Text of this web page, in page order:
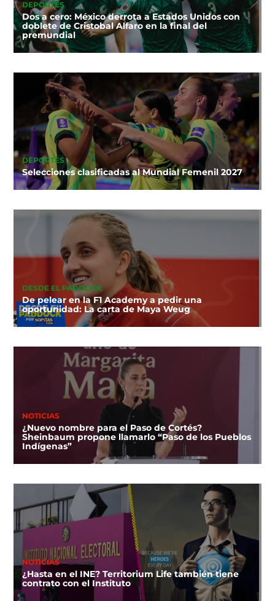
DEPORTES
Dos a cero: México derrota a Estados Unidos con
doblete de Cristobal Alfaro en la final del
premundial
DEPORTES
Selecciones clasificadas al Mundial Femenil 2027
DESDE EL PADDOCK
De pelear en la F1 Academy a pedir una
oportunidad: La carta de Maya Weug
NOTICIAS
¿Nuevo nombre para el Paso de Cortés?
Sheinbaum propone llamarlo “Paso de los Pueblos
Indígenas”
NOTICIAS
¿Hasta en el INE? Territorium Life también tiene
contrato con el Instituto